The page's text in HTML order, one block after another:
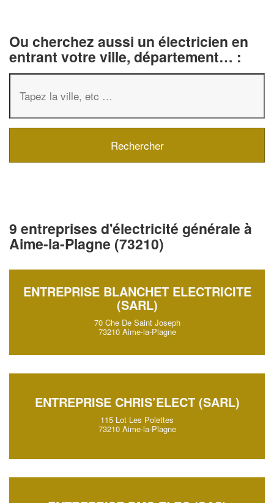
Ou cherchez aussi un électricien en
entrant votre ville, département… :
9 entreprises d'électricité générale à
Aime-la-Plagne (73210)
ENTREPRISE BLANCHET ELECTRICITE
(SARL)
70 Che De Saint Joseph
73210 Aime-la-Plagne
ENTREPRISE CHRIS’ELECT (SARL)
115 Lot Les Polettes
73210 Aime-la-Plagne